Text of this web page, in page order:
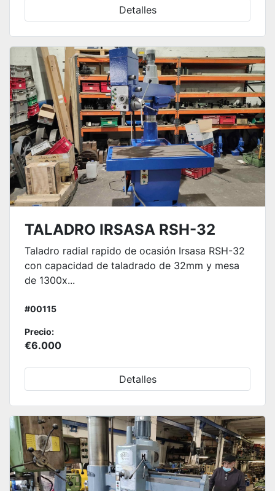
Detalles
TALADRO IRSASA RSH-32
Taladro radial rapido de ocasión Irsasa RSH-32
con capacidad de taladrado de 32mm y mesa
de 1300x...
#00115
Precio:
€6.000
Detalles